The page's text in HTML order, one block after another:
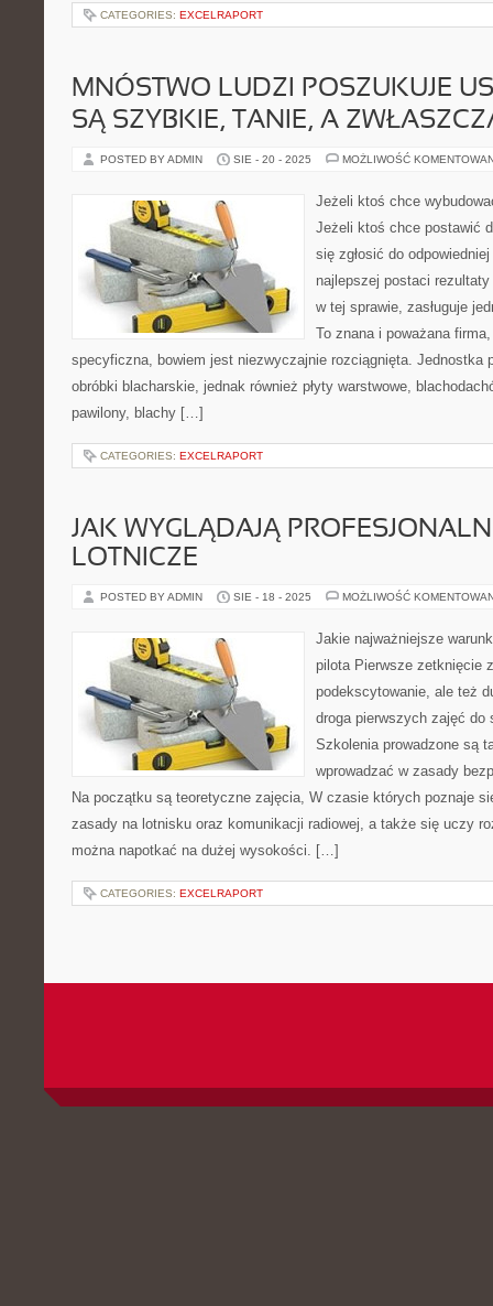
CATEGORIES: EXCELRAPORT
MNÓSTWO LUDZI POSZUKUJE
SĄ SZYBKIE, TANIE, A
POSTED BY ADMIN SIE - 20 - 2025 MOŻLIWOŚĆ
Jeżeli ktoś chce
Jeżeli ktoś chce postawić
się zgłosić do
najlepszej postaci rezultaty
w tej sprawie, zasługuje
To znana i poważana
specyficzna, bowiem jest niezwyczajnie rozciągnięta. Jednostka
obróbki blacharskie, jednak również płyty warstwowe,
pawilony, blachy […]
CATEGORIES: EXCELRAPORT
JAK WYGLĄDAJĄ
LOTNICZE
POSTED BY ADMIN SIE - 18 - 2025 MOŻLIWOŚĆ
Jakie najważniejsze
pilota Pierwsze zetknięcie
podekscytowanie, ale też
droga pierwszych zajęć do
Szkolenia prowadzone są
wprowadzać w zasady
Na początku są teoretyczne zajęcia, W czasie których poznaje
zasady na lotnisku oraz komunikacji radiowej, a także się uczy
można napotkać na dużej wysokości. […]
CATEGORIES: EXCELRAPORT